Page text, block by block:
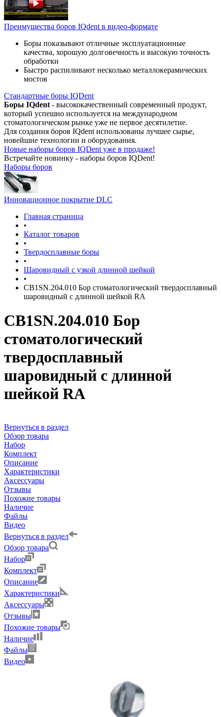
Преимущества боров IQdent в видео-формате
Боры показывают отличные эксплуатационные
качества, хорошую долговечность и высокую точность
обработки
Быстро распиливают несколько металлокерамических
мостов
Стандартные боры IQDent
Боры IQdent - высококачественный современный продукт,
который успешно используется на международном
стоматологическом рынке уже не первое десятилетие.
Для создания боров IQdent использованы лучшее сырье,
новейшие технологии и оборудования.
Новые наборы боров IQDent уже в продаже!
Встречайте новинку - наборы боров IQDent!
Наборы боров
Инновационное покрытие DLC
Главная страница
•
Каталог товаров
•
Твердосплавные боры
•
Шаровидный с узкой длинной шейкой
•
CB1SN.204.010 Бор стоматологический твердосплавный
шаровидный с длинной шейкой RA
CB1SN.204.010 Бор
стоматологический
твердосплавный
шаровидный с длинной
шейкой RA
Вернуться в раздел
Обзор товара
Набор
Комплект
Описание
Характеристики
Аксессуары
Отзывы
Похожие товары
Наличие
Файлы
Видео
Вернуться в раздел
Обзор товара
Набор
Комплект
Описание
Характеристики
Аксессуары
Отзывы
Похожие товары
Наличие
Файлы
Видео